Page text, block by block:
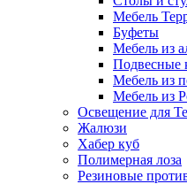
Мебель
Буфеты
Мебель из
Подвесные
Мебель из
Мебель из
Освещение для
Жалюзи
Хабер куб
Полимерная лоза
Резиновые